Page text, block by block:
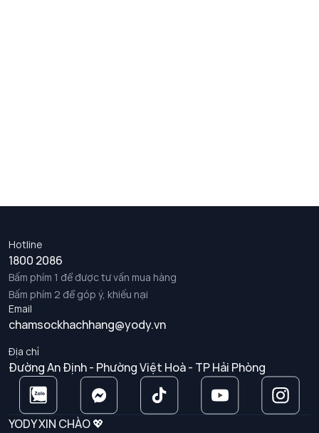
Hotline
1800 2086
Bấm phím 1 để được tư vấn mua hàng
Bấm phím 2 để góp ý, khiếu nại
Email
chamsockhachhang@yody.vn
Địa chỉ
Đường An Định - Phường Việt Hoà - TP Hải Phòng
YODY XIN CHÀO 💖